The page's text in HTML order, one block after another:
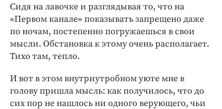
Сидя на лавочке и разглядывая то, что на
«Первом канале» показывать запрещено даже
по ночам, постепенно погружаешься в свои
мысли. Обстановка к этому очень ­располагает.
Тихо там, тепло.
И вот в этом внутриутробном уюте мне в
голову пришла мысль: как получилось, что до
сих пор не нашлось ни одного верующего, чьи